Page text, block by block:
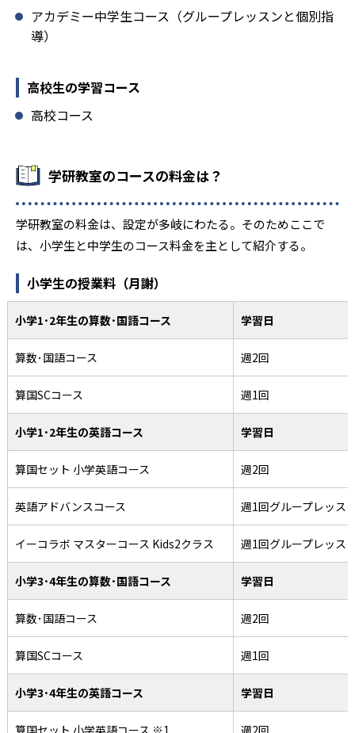
アカデミー中学生コース（グループレッスンと個別指
導）
高校生の学習コース
高校コース
学研教室のコースの料金は？
学研教室の料金は、設定が多岐にわたる。そのためここで
は、小学生と中学生のコース料金を主として紹介する。
小学生の授業料（月謝）
小学1･2年生の算数･国語コース 学習日
算数･国語コース 週2回
算国SCコース 週1回
小学1･2年生の英語コース 学習日
算国セット 小学英語コース 週2回
英語アドバンスコース 週1回グループレッス
イーコラボ マスターコース Kids2クラス 週1回グループレッス
小学3･4年生の算数･国語コース 学習日
算数･国語コース 週2回
算国SCコース 週1回
小学3･4年生の英語コース 学習日
算国セット 小学英語コース ※1 週2回